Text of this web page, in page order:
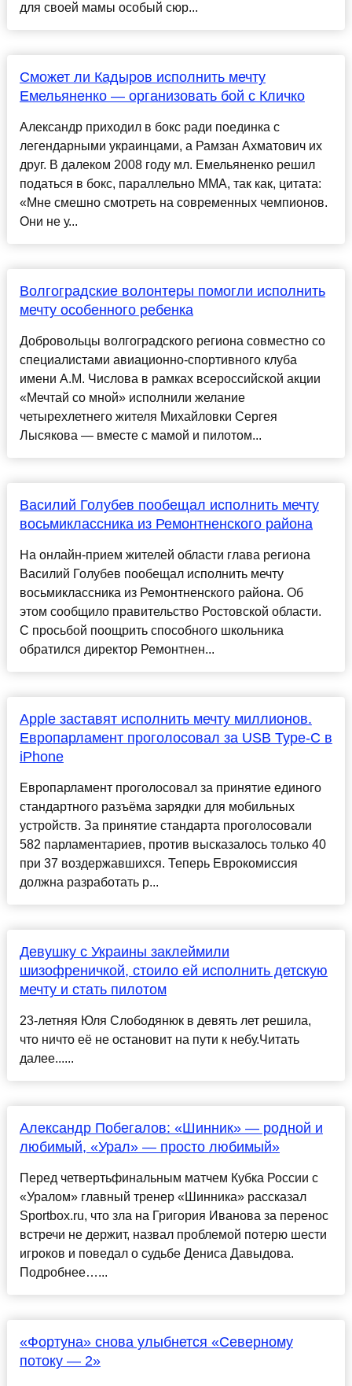
для своей мамы особый сюр...
Сможет ли Кадыров исполнить мечту
Емельяненко — организовать бой с Кличко
Александр приходил в бокс ради поединка с
легендарными украинцами, а Рамзан Ахматович их
друг. В далеком 2008 году мл. Емельяненко решил
податься в бокс, параллельно ММА, так как, цитата:
«Мне смешно смотреть на современных чемпионов.
Они не у...
Волгоградские волонтеры помогли исполнить
мечту особенного ребенка
Добровольцы волгоградского региона совместно со
специалистами авиационно-спортивного клуба
имени А.М. Числова в рамках всероссийской акции
«Мечтай со мной» исполнили желание
четырехлетнего жителя Михайловки Сергея
Лысякова — вместе с мамой и пилотом...
Василий Голубев пообещал исполнить мечту
восьмиклассника из Ремонтненского района
На онлайн-прием жителей области глава региона
Василий Голубев пообещал исполнить мечту
восьмиклассника из Ремонтненского района. Об
этом сообщило правительство Ростовской области.
С просьбой поощрить способного школьника
обратился директор Ремонтнен...
Apple заставят исполнить мечту миллионов.
Европарламент проголосовал за USB Type-C в
iPhone
Европарламент проголосовал за принятие единого
стандартного разъёма зарядки для мобильных
устройств. За принятие стандарта проголосовали
582 парламентариев, против высказалось только 40
при 37 воздержавшихся. Теперь Еврокомиссия
должна разработать р...
Девушку с Украины заклеймили
шизофреничкой, стоило ей исполнить детскую
мечту и стать пилотом
23-летняя Юля Слободянюк в девять лет решила,
что ничто её не остановит на пути к небу.Читать
далее......
Александр Побегалов: «Шинник» — родной и
любимый, «Урал» — просто любимый»
Перед четвертьфинальным матчем Кубка России с
«Уралом» главный тренер «Шинника» рассказал
Sportbox.ru, что зла на Григория Иванова за перенос
встречи не держит, назвал проблемой потерю шести
игроков и поведал о судьбе Дениса Давыдова.
Подробнее…...
«Фортуна» снова улыбнется «Северному
потоку — 2»